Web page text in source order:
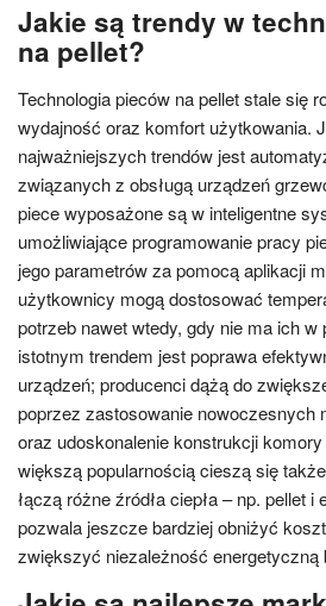
Jakie są trendy w
na pellet?
Technologia pieców na pellet stale się
wydajność oraz komfort użytkowania.
najważniejszych trendów jest
związanych z obsługą urządzeń
piece wyposażone są w inteligentne
umożliwiające programowanie pracy
jego parametrów za pomocą aplikacji
użytkownicy mogą dostosować
potrzeb nawet wtedy, gdy nie ma ich w
istotnym trendem jest poprawa
urządzeń; producenci dążą do
poprzez zastosowanie nowoczesnych
oraz udoskonalenie konstrukcji
większą popularnością cieszą się
łączą różne źródła ciepła – np. pellet i
pozwala jeszcze bardziej obniżyć
zwiększyć niezależność energetyczną